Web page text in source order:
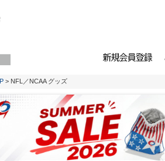
> NFL／NCAA グッズ